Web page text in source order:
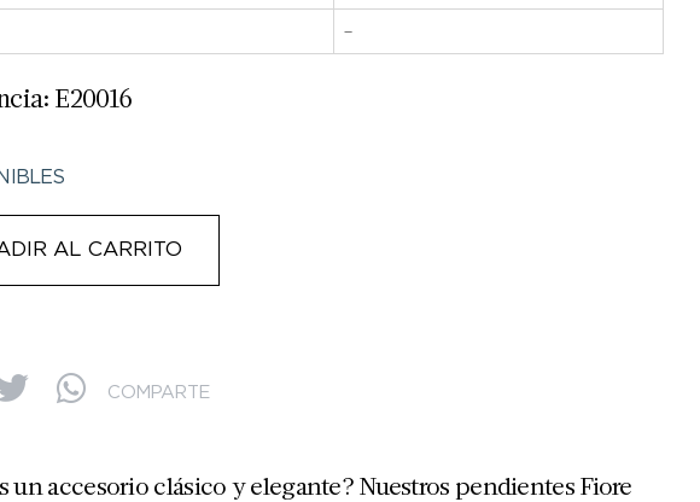
–
E20016
AL CARRITO
COMPARTE
un accesorio clásico y elegante? Nuestros pendientes Fiore